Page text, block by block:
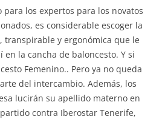
para los expertos para los novatos
es considerable escoger la
transpirable y ergonómica que le
en la cancha de baloncesto. Y si
Femenino.. Pero ya no queda
del intercambio. Además, los
lucirán su apellido materno en
contra Iberostar Tenerife,